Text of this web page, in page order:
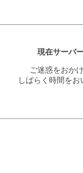
現在サーバ
ご迷惑をおか
しばらく時間を